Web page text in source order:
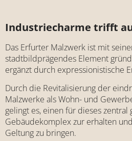
Industriecharme trifft
Das Erfurter Malzwerk ist mit
stadtbildprägendes Element
ergänzt durch expressionistische
Durch die Revitalisierung der
Malzwerke als Wohn- und
gelingt es, einen für dieses
Gebäudekomplex zur erhalten
Geltung zu bringen.